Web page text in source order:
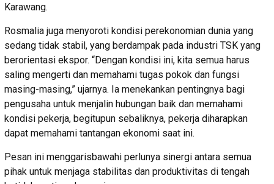
Karawang.
Rosmalia juga menyoroti kondisi perekonomian dunia yang
sedang tidak stabil, yang berdampak pada industri TSK yang
berorientasi ekspor. “Dengan kondisi ini, kita semua harus
saling mengerti dan memahami tugas pokok dan fungsi
masing-masing,” ujarnya. Ia menekankan pentingnya bagi
pengusaha untuk menjalin hubungan baik dan memahami
kondisi pekerja, begitupun sebaliknya, pekerja diharapkan
dapat memahami tantangan ekonomi saat ini.
Pesan ini menggarisbawahi perlunya sinergi antara semua
pihak untuk menjaga stabilitas dan produktivitas di tengah